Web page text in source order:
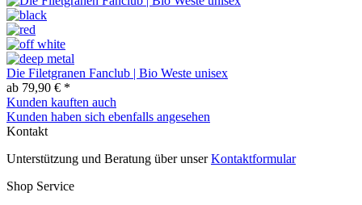
Die Filetgranen Fanclub | Bio Weste unisex
ab 79,90 € *
Kunden kauften auch
Kunden haben sich ebenfalls angesehen
Kontakt
Unterstützung und Beratung über unserKontaktformular
Shop Service